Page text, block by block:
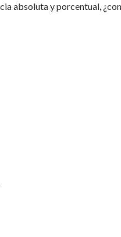
absoluta y porcentual,